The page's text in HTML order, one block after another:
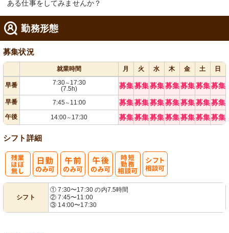
ある仕事をしてみませんか？
勤務形態
募集状況
就業時間 月 火 水 木 金 土 日
早番 7:30～ 17:30
(7.5h)
募集募集募集募集募集募集募集
早番 7:45 ～ 11:00 募集募集募集募集募集募集募集
午後 14:00～ 17:30 募集募集募集募集募集募集募集
シフト詳細
シフト
① 7:30〜17:30 の内7.5時間
② 7:45〜11:00
③ 14:00〜17:30